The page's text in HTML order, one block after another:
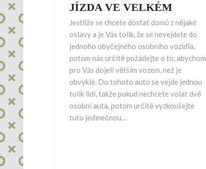
JÍZDA VE VELKÉM
Jestliže se chcete dostat domů z nějaké
oslavy a je Vás tolik, že se nevejdete do
jednoho obyčejného osobního vozidla,
potom nás určitě požádejte o to, abychom
pro Vás dojeli větším vozem, než je
obvyklé. Do tohoto auto se vejde jednou
tolik lidí, takže pokud nechcete volat dvě
osobní auta, potom určitě vyzkoušejte
tuto jedinečnou…